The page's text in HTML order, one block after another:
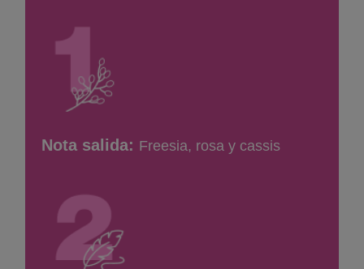
Nota salida: Freesia, rosa y cassis